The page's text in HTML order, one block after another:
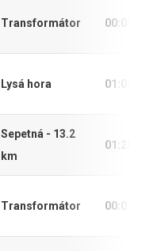
Transformátor
Lysá hora
Sepetná - 13.2
km
Transformátor